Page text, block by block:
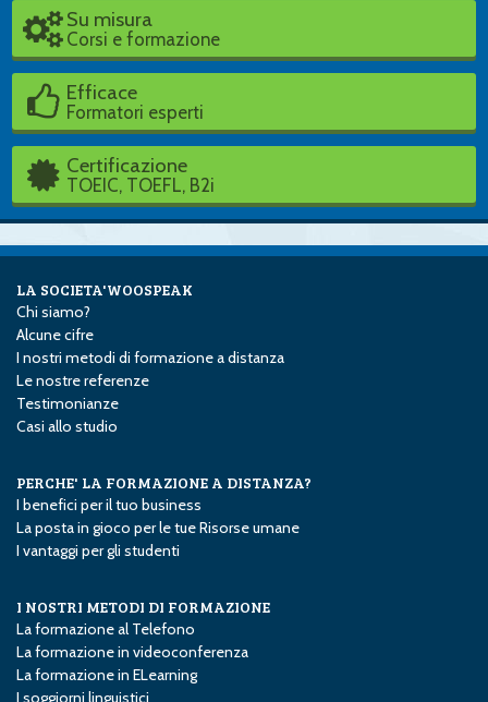
Su misura
Corsi e formazione
Efficace
Formatori esperti
Certificazione
TOEIC, TOEFL, B2i
LA SOCIETA'WOOSPEAK
Chi siamo?
Alcune cifre
I nostri metodi di formazione a distanza
Le nostre referenze
Testimonianze
Casi allo studio
PERCHE' LA FORMAZIONE A DISTANZA?
I benefici per il tuo business
La posta in gioco per le tue Risorse umane
I vantaggi per gli studenti
I NOSTRI METODI DI FORMAZIONE
La formazione al Telefono
La formazione in videoconferenza
La formazione in E­Learning
I soggiorni linguistici